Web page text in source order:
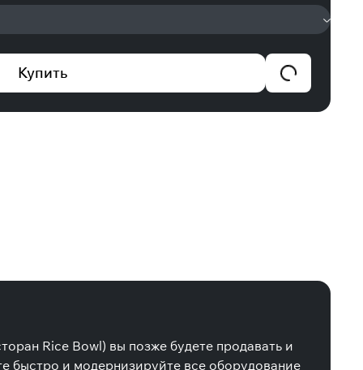
Купить
Rice Bowl) вы позже будете продавать и
быстро и модернизируйте все оборудование